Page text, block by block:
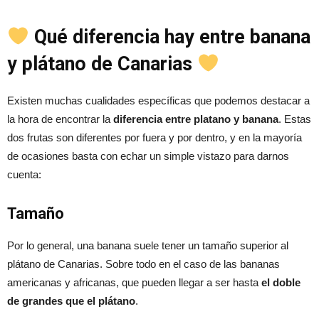
Qué diferencia hay entre banana
y plátano de Canarias
Existen muchas cualidades específicas que podemos destacar a
la hora de encontrar la diferencia entre platano y banana. Estas
dos frutas son diferentes por fuera y por dentro, y en la mayoría
de ocasiones basta con echar un simple vistazo para darnos
cuenta:
Tamaño
Por lo general, una banana suele tener un tamaño superior al
plátano de Canarias. Sobre todo en el caso de las bananas
americanas y africanas, que pueden llegar a ser hasta el doble
de grandes que el plátano.